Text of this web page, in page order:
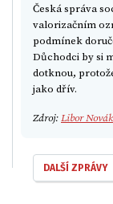
Česká správa
valorizačním
podmínek
Důchodci by si
dotknou,
jako dřív.
Zdroj:Libor Novák
DALŠÍ ZPRÁVY